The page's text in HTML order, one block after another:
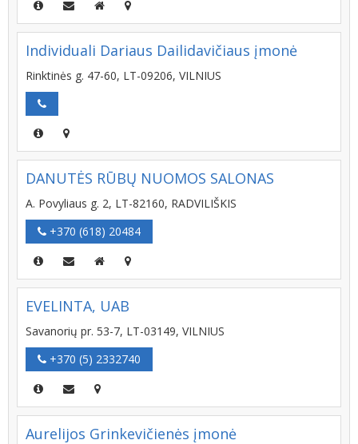
Individuali Dariaus Dailidavičiaus įmonė
Rinktinės g. 47-60, LT-09206, VILNIUS
DANUTĖS RŪBŲ NUOMOS SALONAS
A. Povyliaus g. 2, LT-82160, RADVILIŠKIS
+370 (618) 20484
EVELINTA, UAB
Savanorių pr. 53-7, LT-03149, VILNIUS
+370 (5) 2332740
Aurelijos Grinkevičienės įmonė